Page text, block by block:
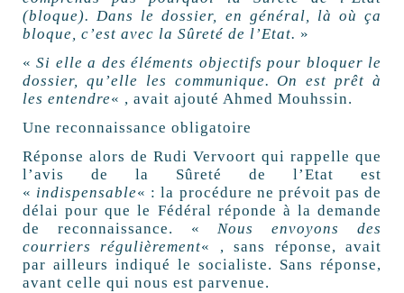
(bloque). Dans le dossier, en général, là où ça
bloque, c’est avec la Sûreté de l’Etat. »
«Si elle a des éléments objectifs pour bloquer le
dossier, qu’elle les communique. On est prêt à
les entendre« , avait ajouté Ahmed Mouhssin.
Une reconnaissance obligatoire
Réponse alors de Rudi Vervoort qui rappelle que
l’avis de la Sûreté de l’Etat est
« indispensable« : la procédure ne prévoit pas de
délai pour que le Fédéral réponde à la demande
de reconnaissance. «Nous envoyons des
courriers régulièrement« , sans réponse, avait
par ailleurs indiqué le socialiste. Sans réponse,
avant celle qui nous est parvenue.